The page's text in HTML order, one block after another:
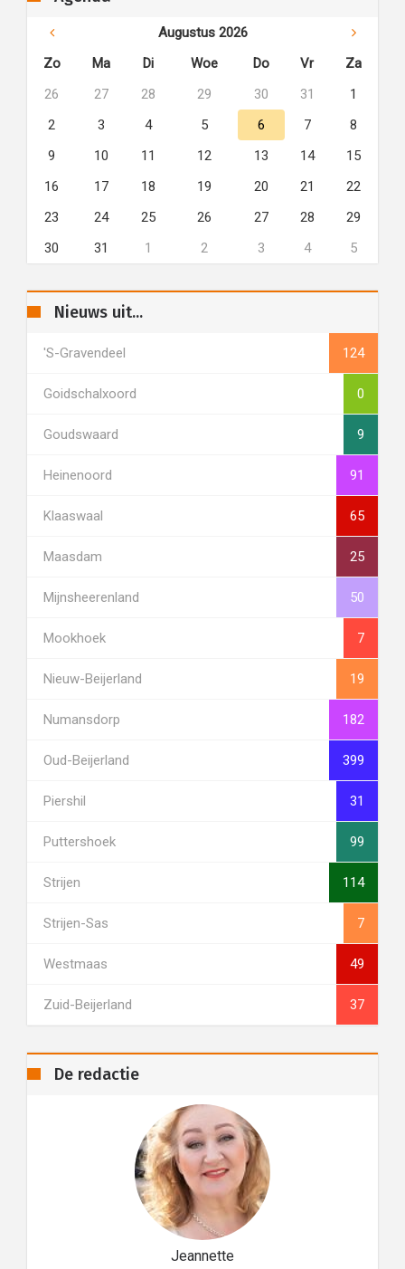
Augustus 2026
Zo
Ma Di Woe Do Vr
Za
26
27 28 29 30 31
1
2
3 4 5 6 7
8
9
10 11 12 13 14
15
16
17 18 19 20 21
22
23
24 25 26 27 28
29
30
31 1 2 3 4 5
Nieuws uit...
's-Gravendeel 124
Goidschalxoord 0
Goudswaard 9
Heinenoord 91
Klaaswaal 65
Maasdam 25
Mijnsheerenland 50
Mookhoek 7
Nieuw-Beijerland 19
Numansdorp 182
Oud-Beijerland 399
Piershil 31
Puttershoek 99
Strijen 114
Strijen-Sas 7
Westmaas 49
Zuid-Beijerland 37
De redactie
Jeannette